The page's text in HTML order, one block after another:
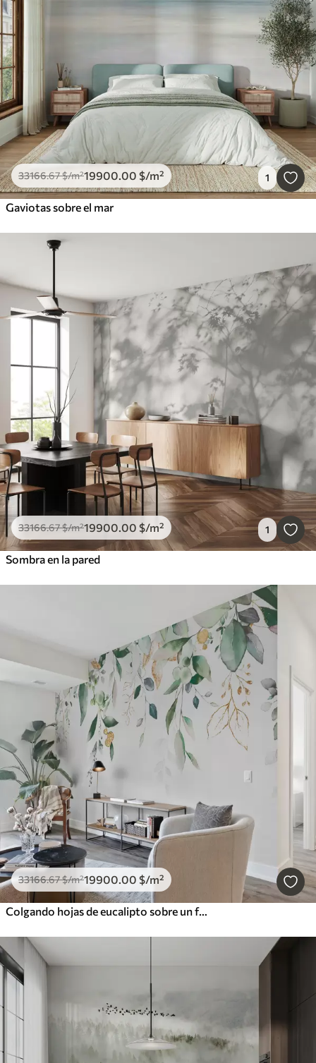
33166.67$/m²19900.00 $/m² 1
Gaviotas sobre el mar
33166.67$/m²19900.00 $/m² 1
Sombra en la pared
33166.67$/m²19900.00 $/m²
Colgando hojas de eucalipto sobre un fondo blanco